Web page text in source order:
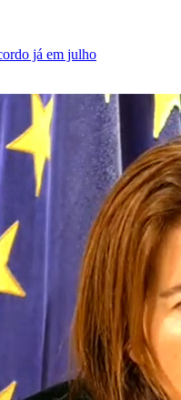
já em julho